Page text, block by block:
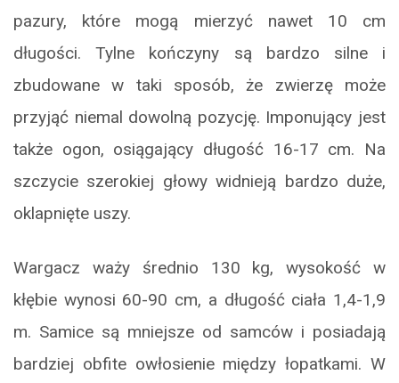
pazury, które mogą mierzyć nawet 10 cm
długości. Tylne kończyny są bardzo silne i
zbudowane w taki sposób, że zwierzę może
przyjąć niemal dowolną pozycję. Imponujący jest
także ogon, osiągający długość 16-17 cm. Na
szczycie szerokiej głowy widnieją bardzo duże,
oklapnięte uszy.
Wargacz waży średnio 130 kg, wysokość w
kłębie wynosi 60-90 cm, a długość ciała 1,4-1,9
m. Samice są mniejsze od samców i posiadają
bardziej obfite owłosienie między łopatkami. W